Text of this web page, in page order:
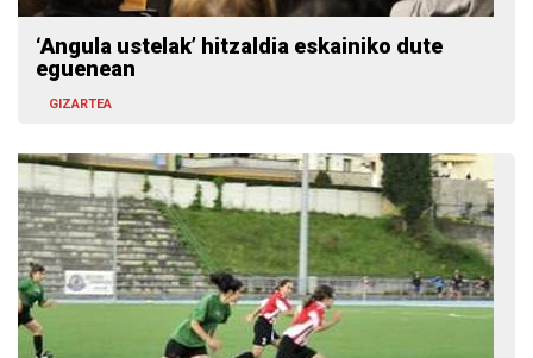
‘Angula ustelak’ hitzaldia eskainiko dute
eguenean
GIZARTEA